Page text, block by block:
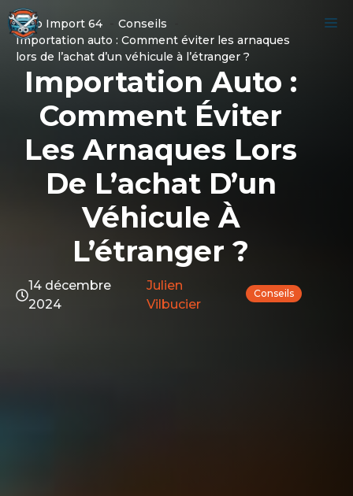
Aller
au
contenu
Auto Import 64
Conseils
Importation auto : Comment éviter les arnaques
lors de l’achat d’un véhicule à l’étranger ?
Importation Auto :
Comment Éviter
Les Arnaques Lors
De L’achat D’un
Véhicule À
L’étranger ?
14 décembre
2024
Julien
Vilbucier
Conseils